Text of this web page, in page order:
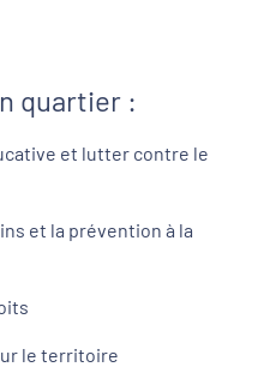
quartier :
et lutter contre le
et la prévention à la
le territoire